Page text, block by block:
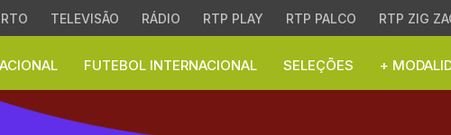
TELEVISÃO RÁDIO RTP PLAY RTP PALCO RTP ZIG
FUTEBOL INTERNACIONAL SELEÇÕES +
da FIFA